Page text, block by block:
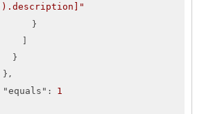
"equals" : 1